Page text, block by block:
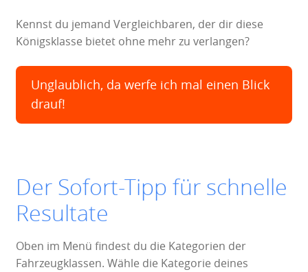
Kennst du jemand Vergleichbaren, der dir diese
Königsklasse bietet ohne mehr zu verlangen?
Unglaublich, da werfe ich mal einen Blick
drauf!
Der Sofort-Tipp für schnelle
Resultate
Oben im Menü findest du die Kategorien der
Fahrzeugklassen. Wähle die Kategorie deines